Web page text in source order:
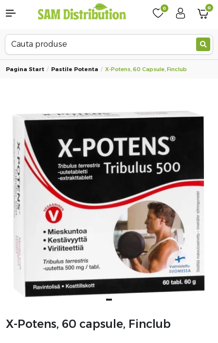
0 0
Pagina Start Pastile Potenta X-Potens, 60 Capsule, Finclub
X-Potens, 60 capsule, Finclub